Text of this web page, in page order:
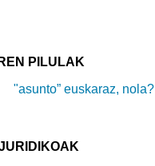
PILULAK
"asunto” euskaraz, nola?